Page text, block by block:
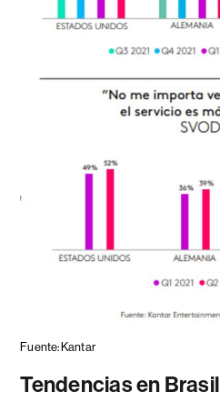
Fuente: Kantar
Tendencias en Brasil